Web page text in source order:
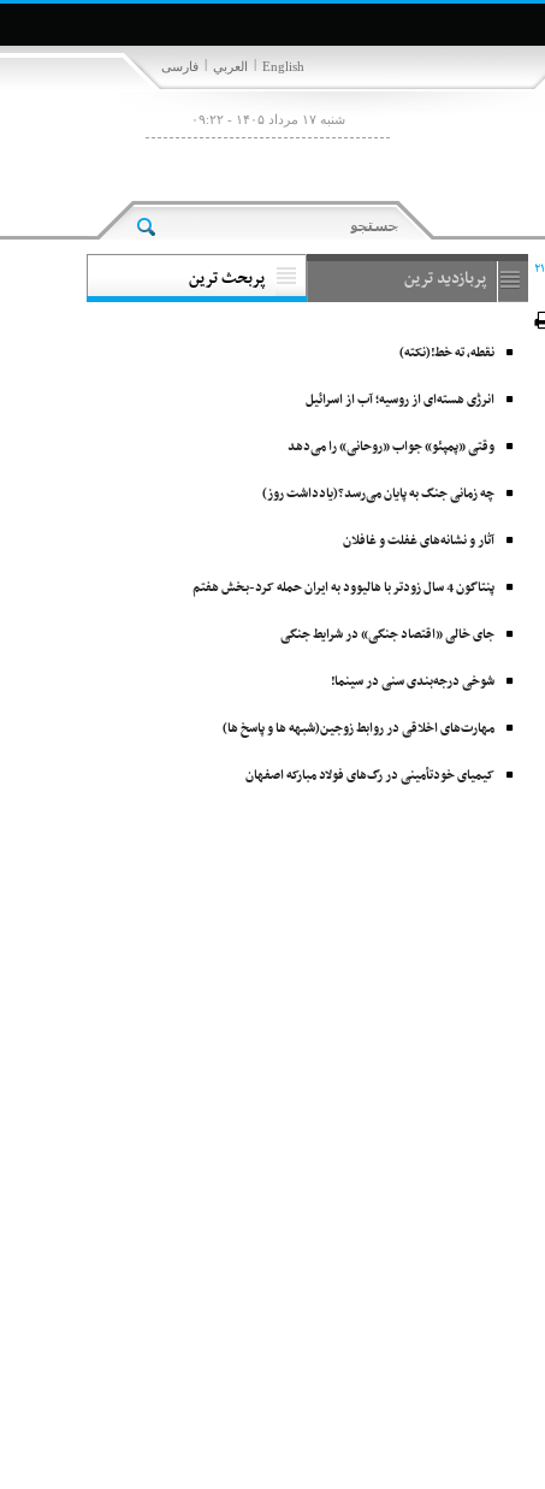
فارسی | العربي | English
شنبه ۱۷ مرداد ۱۴۰۵ - ۰۹:۲۲
پربازدید ترین پربحث ترین
نقطه، ته خط!(نکته)
انرژی هسته‌ای از روسیه؛ آب از اسرائیل
وقتی «پمپئو» جواب «روحانی» را می‌دهد
چه زمانی جنگ به پایان می‌رسد؟(یادداشت روز)
آثار و نشانه‌های غفلت و غافلان
پنتاگون 4 سال زودتر با ‌هالیوود به ایران حمله کرد-بخش هفتم
جای خالی «اقتصاد جنگی» در شرایط جنگی
شوخی درجه‌بندی سنی در سینما!
مهارت‌های اخلاقی در روابط زوجین(شبهه ها و پاسخ ها)
کیمیای خودتأمینی در رگ‌های فولاد مبارکه اصفهان